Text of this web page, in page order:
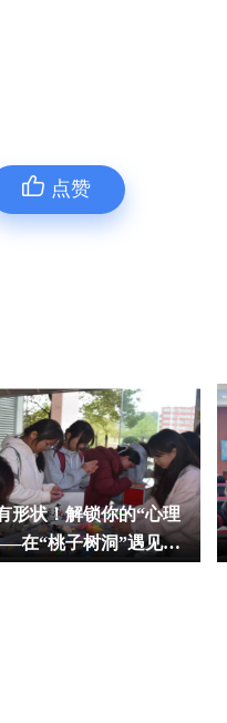
点赞
形状！解锁你的“心理
在“桃子树洞”遇见温